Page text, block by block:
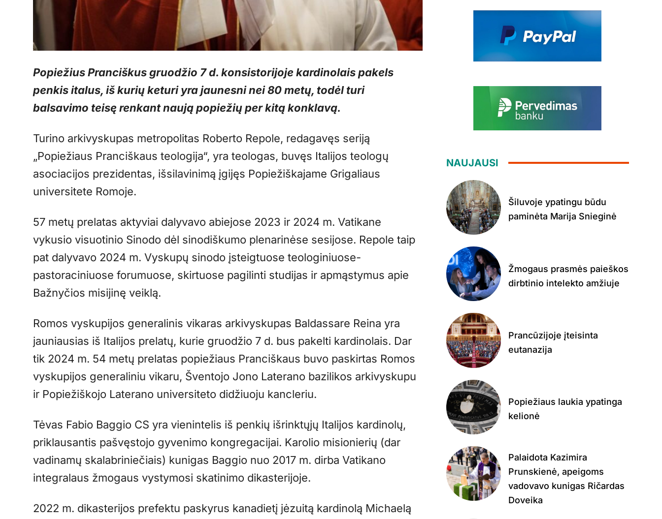
Popiežius Pranciškus gruodžio 7 d. konsistorijoje kardinolais pakels
penkis italus, iš kurių keturi yra jaunesni nei 80 metų, todėl turi
balsavimo teisę renkant naują popiežių per kitą konklavą.
Turino arkivyskupas metropolitas Roberto Repole, redagavęs seriją
„Popiežiaus Pranciškaus teologija“, yra teologas, buvęs Italijos teologų
asociacijos prezidentas, išsilavinimą įgijęs Popiežiškajame Grigaliaus
universitete Romoje.
57 metų prelatas aktyviai dalyvavo abiejose 2023 ir 2024 m. Vatikane
vykusio visuotinio Sinodo dėl sinodiškumo plenarinėse sesijose. Repole taip
pat dalyvavo 2024 m. Vyskupų sinodo įsteigtuose teologiniuose-
pastoraciniuose forumuose, skirtuose pagilinti studijas ir apmąstymus apie
Bažnyčios misijinę veiklą.
Romos vyskupijos generalinis vikaras arkivyskupas Baldassare Reina yra
jauniausias iš Italijos prelatų, kurie gruodžio 7 d. bus pakelti kardinolais. Dar
tik 2024 m. 54 metų prelatas popiežiaus Pranciškaus buvo paskirtas Romos
vyskupijos generaliniu vikaru, Šventojo Jono Laterano bazilikos arkivyskupu
ir Popiežiškojo Laterano universiteto didžiuoju kancleriu.
Tėvas Fabio Baggio CS yra vienintelis iš penkių išrinktųjų Italijos kardinolų,
priklausantis pašvęstojo gyvenimo kongregacijai. Karolio misionierių (dar
vadinamų skalabriniečiais) kunigas Baggio nuo 2017 m. dirba Vatikano
integralaus žmogaus vystymosi skatinimo dikasterijoje.
2022 m. dikasterijos prefektu paskyrus kanadietį jėzuitą kardinolą Michaelą
NAUJAUSI
Šiluvoje ypatingu būdu
paminėta Marija Snieginė
Žmogaus prasmės paieškos
dirbtinio intelekto amžiuje
Prancūzijoje įteisinta
eutanazija
Popiežiaus laukia ypatinga
kelionė
Palaidota Kazimira
Prunskienė, apeigoms
vadovavo kunigas Ričardas
Doveika